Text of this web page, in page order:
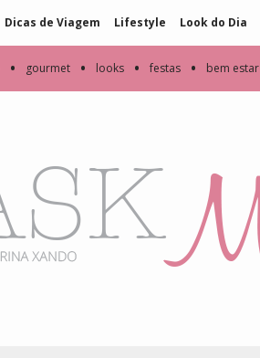
Dicas de Viagem Lifestyle Look do Dia
• gourmet • looks • festas • bem estar